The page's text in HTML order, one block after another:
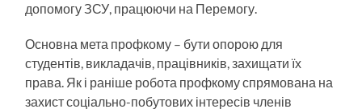
допомогу ЗСУ, працюючи на Перемогу.
Основна мета профкому – бути опорою для
студентів, викладачів, працівників, захищати їх
права. Як і раніше робота профкому спрямована на
захист соціально-побутових інтересів членів